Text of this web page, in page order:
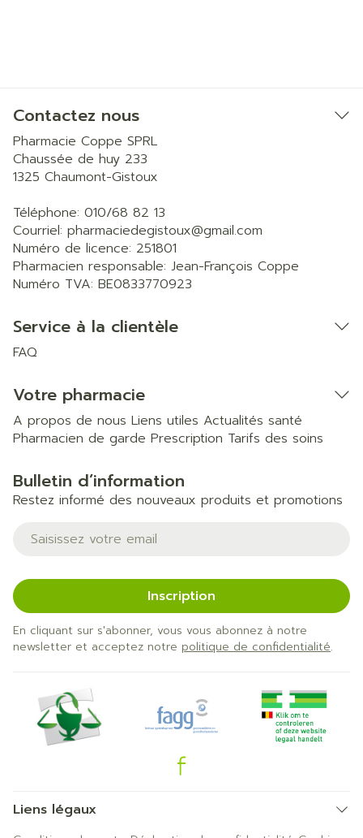
Contactez nous
Pharmacie Coppe SPRL
Chaussée de huy 233
1325 Chaumont-Gistoux
Téléphone: 010/68 82 13
Courriel: pharmaciedegistoux@gmail.com
Numéro de licence: 251801
Pharmacien responsable: Jean-François Coppe
Numéro TVA: BE0833770923
Service à la clientèle
FAQ
Votre pharmacie
A propos de nous Liens utiles Actualités santé
Pharmacien de garde Prescription Tarifs des soins
Bulletin d’information
Restez informé des nouveaux produits et promotions
Adresse mail
Inscription
En cliquant sur s'abonner, vous vous abonnez à notre
newsletter et acceptez notre politique de confidentialité.
Liens légaux